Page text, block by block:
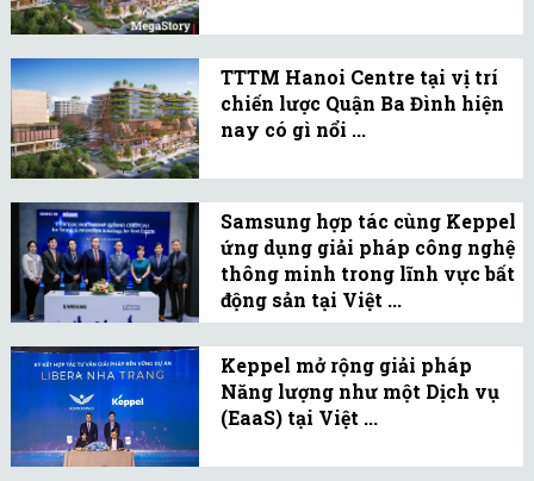
Future” đã đồng hành lên
đến hơn 2.000 em trên cả
nước.
kiến tạo tương lai bền
vững của Việt Nam thông
qua các chiến lược xanh,
chuyển đổi số, CSR...
TTTM Hanoi Centre tại vị trí
chiến lược Quận Ba Đình hiện
nay có gì nổi ...
Đình, hứa hẹn trở thành
điểm đến mua sắm, giải
trí và dịch vụ cao cấp
hàng đầu tại Hà Nội.
Samsung hợp tác cùng Keppel
ứng dụng giải pháp công nghệ
thông minh trong lĩnh vực bất
động sản tại Việt ...
Với việc hợp tác này,
Samsung và Keppel cùng
nhau khám phá và thúc
đẩy việc ứng dụng công
nghệ thông minh vào
Keppel mở rộng giải pháp
Năng lượng như một Dịch vụ
(EaaS) tại Việt ...